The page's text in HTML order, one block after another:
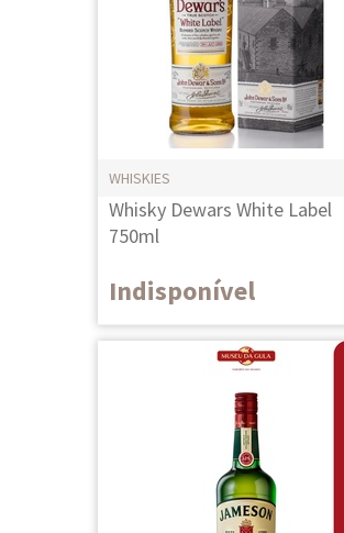
WHISKIES
Whisky Dewars White Label
750ml
Indisponível